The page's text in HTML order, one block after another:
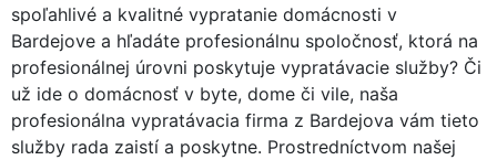
spoľahlivé a kvalitné vypratanie domácnosti v
Bardejove a hľadáte profesionálnu spoločnosť, ktorá na
profesionálnej úrovni poskytuje vypratávacie služby? Či
už ide o domácnosť v byte, dome či vile, naša
profesionálna vypratávacia firma z Bardejova vám tieto
služby rada zaistí a poskytne. Prostredníctvom našej